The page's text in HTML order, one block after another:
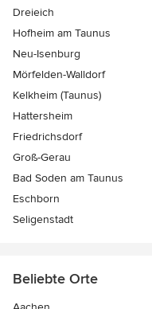
Dreieich
Hofheim am Taunus
Neu-Isenburg
Mörfelden-Walldorf
Kelkheim (Taunus)
Hattersheim
Friedrichsdorf
Groß-Gerau
Bad Soden am Taunus
Eschborn
Seligenstadt
Beliebte Orte